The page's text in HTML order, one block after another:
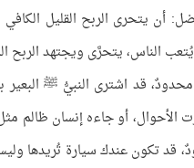
أن يتحرى الربح القليل
الناس، يتحرَّى ويجتهد الربح
قد اشترى النبيُّ ﷺ البعير
الأحوال، أو جاءه إنسان ظالم
قد تكون عندك سيارة تُريدها